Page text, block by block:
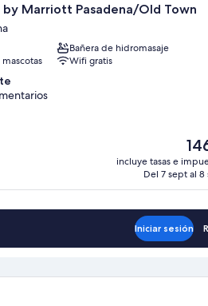
Marriott Pasadena/Old Town
Bañera de hidromasaje
Wifi gratis
El
146
incluye tasas e
Del 7 sept al 8
Iniciar sesión